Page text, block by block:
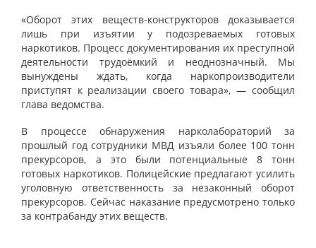
«Оборот этих веществ-конструкторов доказывается
лишь при изъятии у подозреваемых готовых
наркотиков. Процесс документирования их преступной
деятельности трудоёмкий и неоднозначный. Мы
вынуждены ждать, когда наркопроизводители
приступят к реализации своего товара», — сообщил
глава ведомства.
В процессе обнаружения нарколабораторий за
прошлый год сотрудники МВД изъяли более 100 тонн
прекурсоров, а это были потенциальные 8 тонн
готовых наркотиков. Полицейские предлагают усилить
уголовную ответственность за незаконный оборот
прекурсоров. Сейчас наказание предусмотрено только
за контрабанду этих веществ.